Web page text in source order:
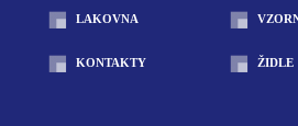
LAKOVNA
KONTAKTY ŽIDLE